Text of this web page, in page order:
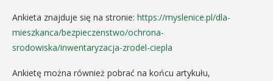
Ankieta znajduje się na stronie: https://myslenice.pl/dla-
mieszkanca/bezpieczenstwo/ochrona-
srodowiska/inwentaryzacja-zrodel-ciepla
Ankietę można również pobrać na końcu artykułu,